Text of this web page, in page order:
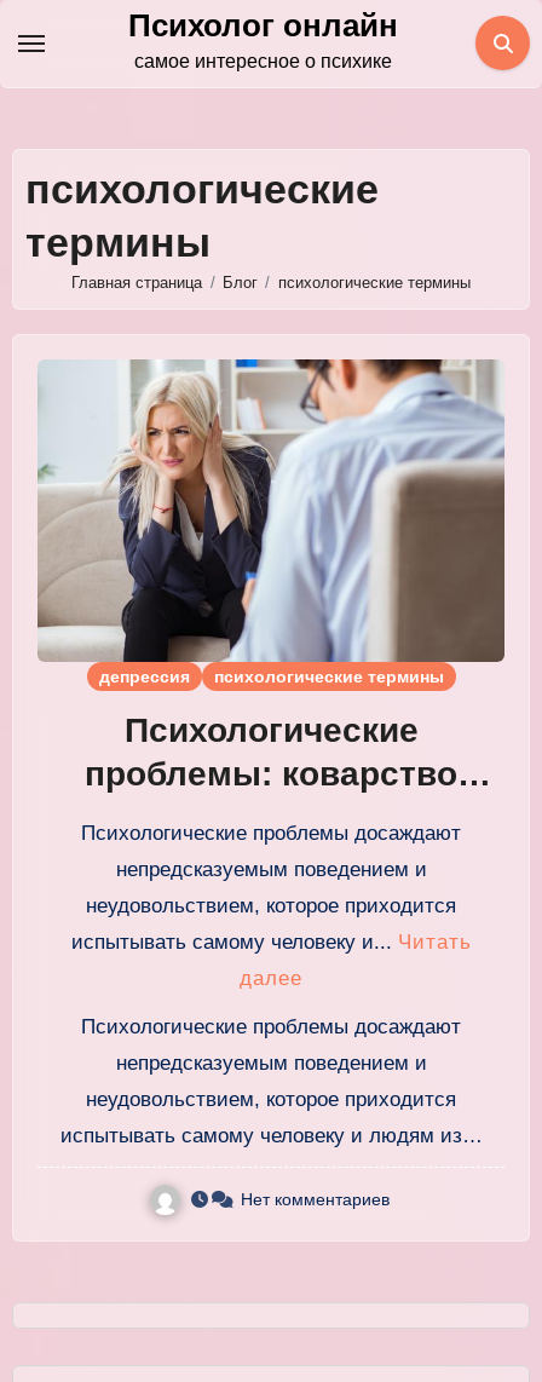
содержимому
Психолог онлайн
самое интересное о психике
психологические
термины
Главная страница Блог психологические термины
депрессия психологические термины
Психологические
проблемы: коварство
апатии и депрессии
Психологические проблемы досаждают
непредсказуемым поведением и
неудовольствием, которое приходится
испытывать самому человеку и... Читать
далее
Психологические проблемы досаждают
непредсказуемым поведением и
неудовольствием, которое приходится
испытывать самому человеку и людям из…
Нет комментариев